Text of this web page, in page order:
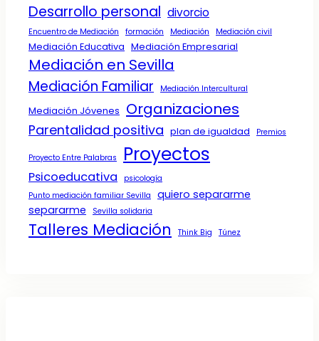
Desarrollo personal divorcio
Encuentro de Mediación formación Mediación Mediación civil
Mediación Educativa Mediación Empresarial
Mediación en Sevilla
Mediación Familiar Mediación Intercultural
Mediación Jóvenes Organizaciones
Parentalidad positiva plan de igualdad Premios
Proyecto Entre Palabras Proyectos
Psicoeducativa
psicología
Punto mediación familiar Sevilla
quiero separarme
separarme
Sevilla solidaria
Talleres Mediación Think Big Túnez